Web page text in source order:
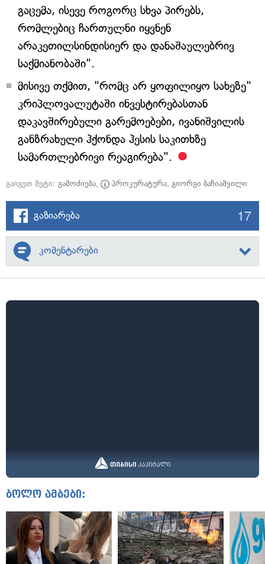
გაცემა, ისევე როგორც სხვა პირებს,
რომლებიც ჩართულნი იყვნენ
არაკეთილსინდისიერ და დანაშაულებრივ
საქმიანობაში".
მისივე თქმით, "რომც არ ყოფილიყო სახეზე"
კრიპლოვალუტაში ინვესტირებასთან
დაკავშირებული გარემოებები, ივანიშვილის
განზრახული ჰქონდა ჰესის საკითხზე
სამართლებრივი რეაგირება".
გაიგეთ მეტი: გამოძიება, პროკურატურა, გიორგი ბაჩიაშვილი
გაზიარება 17
კომენტარები
ბოლო ამბები: